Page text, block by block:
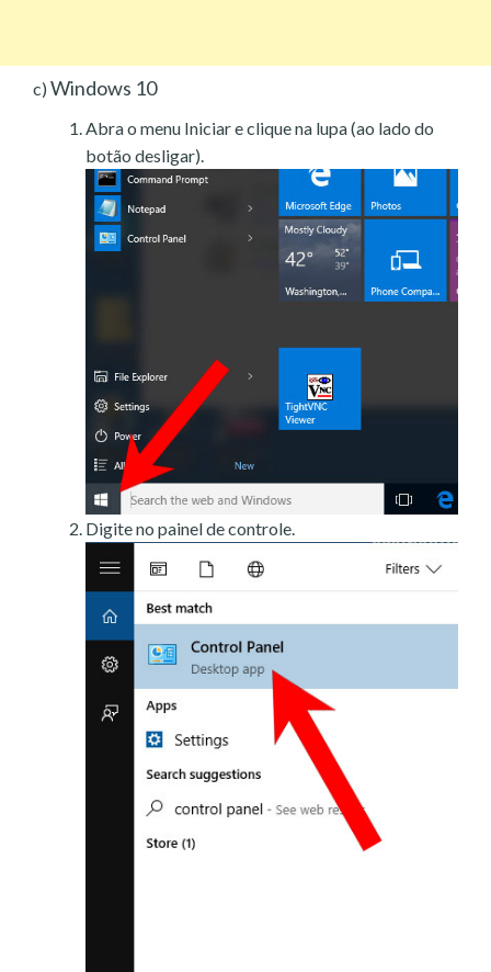
c) Windows 10
Abra o menu Iniciar e clique na lupa (ao lado do
botão desligar).
Digite no painel de controle.